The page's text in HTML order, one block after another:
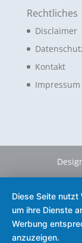
Rechtliches
Disclaimer
Kontakt
Impressum
Diese Seite nutzt
um ihre Dienste
Werbung
anzuzeigen.